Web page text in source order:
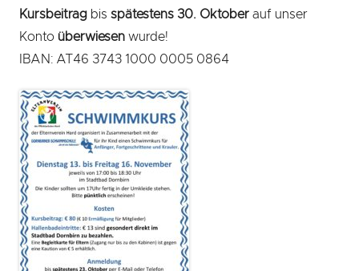
Kursbeitrag bis spätestens 30. Oktober auf unser
Konto überwiesen wurde!
IBAN: AT46 3743 1000 0005 0864